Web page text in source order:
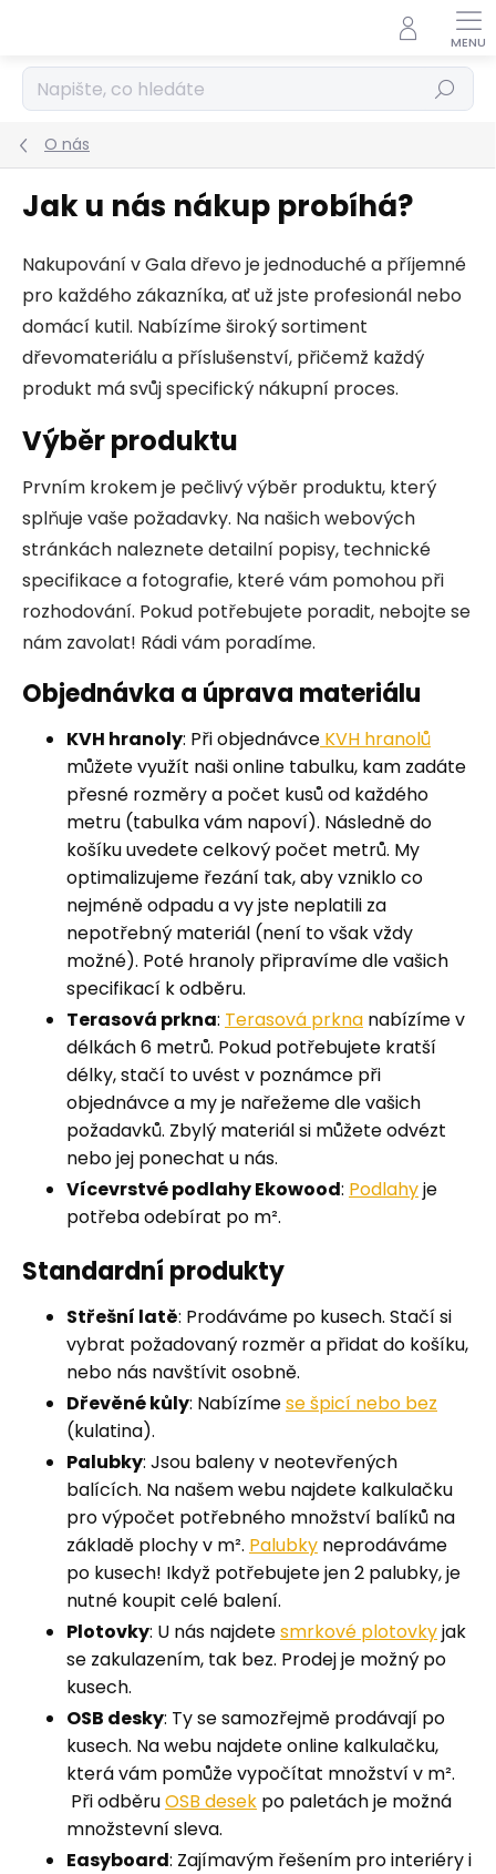
Hledat
O nás
Jak u nás nákup probíhá?
Nakupování v Gala dřevo je jednoduché a příjemné
pro každého zákazníka, ať už jste profesionál nebo
domácí kutil. Nabízíme široký sortiment
dřevomateriálu a příslušenství, přičemž každý
produkt má svůj specifický nákupní proces.
Výběr produktu
Prvním krokem je pečlivý výběr produktu, který
splňuje vaše požadavky. Na našich webových
stránkách naleznete detailní popisy, technické
specifikace a fotografie, které vám pomohou při
rozhodování. Pokud potřebujete poradit, nebojte se
nám zavolat! Rádi vám poradíme.
Objednávka a úprava materiálu
KVH hranoly: Při objednávce KVH hranolů
můžete využít naši online tabulku, kam zadáte
přesné rozměry a počet kusů od každého
metru (tabulka vám napoví). Následně do
košíku uvedete celkový počet metrů. My
optimalizujeme řezání tak, aby vzniklo co
nejméně odpadu a vy jste neplatili za
nepotřebný materiál (není to však vždy
možné). Poté hranoly připravíme dle vašich
specifikací k odběru.
Terasová prkna: Terasová prkna nabízíme v
délkách 6 metrů. Pokud potřebujete kratší
délky, stačí to uvést v poznámce při
objednávce a my je nařežeme dle vašich
požadavků. Zbylý materiál si můžete odvézt
nebo jej ponechat u nás.
Vícevrstvé podlahy Ekowood: Podlahyje
potřeba odebírat po m².
Standardní produkty
Střešní latě: Prodáváme po kusech. Stačí si
vybrat požadovaný rozměr a přidat do košíku,
nebo nás navštívit osobně.
Dřevěné kůly: Nabízímese špicí nebo bez
(kulatina).
Palubky: Jsou baleny v neotevřených
balících. Na našem webu najdete kalkulačku
pro výpočet potřebného množství balíků na
základě plochy v m². Palubky neprodáváme
po kusech! Ikdyž potřebujete jen 2 palubky, je
nutné koupit celé balení.
Plotovky: U nás najdetesmrkové plotovkyjak
se zakulazením, tak bez. Prodej je možný po
kusech.
OSB desky: Ty se samozřejmě prodávají po
kusech. Na webu najdete online kalkulačku,
která vám pomůže vypočítat množství v m².
Při odběruOSB desek po paletách je možná
množstevní sleva.
Easyboard: Zajímavým řešením pro interiéry i